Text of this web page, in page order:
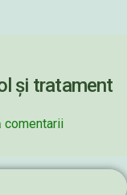
și tratament
comentarii